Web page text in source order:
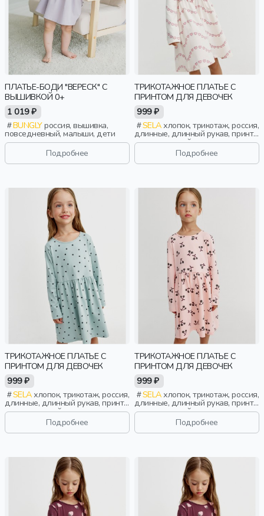
ПЛАТЬЕ-БОДИ "ВЕРЕСК" С
ВЫШИВКОЙ 0+
1 019 ₽
BUNGLYроссия, вышивка,
повседневный, малыши, дети
Подробнее
ТРИКОТАЖНОЕ ПЛАТЬЕ С
ПРИНТОМ ДЛЯ ДЕВОЧЕК
999 ₽
SELAхлопок, трикотаж, россия,
длинные, длинный рукав, принт,
вырез, круглый вырез,
эластичные, повседневный,
девочки, детиПодробнее
ТРИКОТАЖНОЕ ПЛАТЬЕ С
ПРИНТОМ ДЛЯ ДЕВОЧЕК
999 ₽
SELAхлопок, трикотаж, россия,
длинные, длинный рукав, принт,
вырез, круглый вырез,
эластичные, повседневный,
девочки, детиПодробнее
ТРИКОТАЖНОЕ ПЛАТЬЕ С
ПРИНТОМ ДЛЯ ДЕВОЧЕК
999 ₽
SELAхлопок, трикотаж, россия,
длинные, длинный рукав, принт,
вырез, круглый вырез,
эластичные, повседневный,
девочки, детиПодробнее